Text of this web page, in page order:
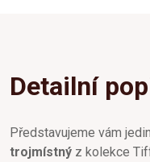
Detailní
Představujeme vám
trojmístný z kolekce